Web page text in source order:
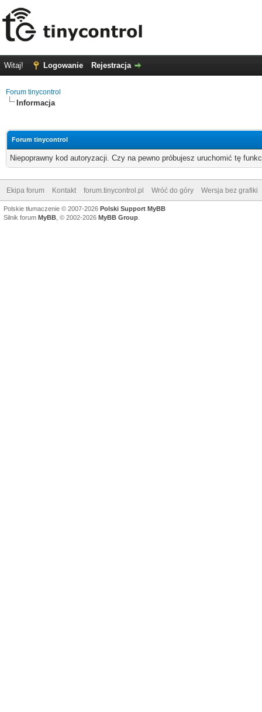
Witaj! Logowanie Rejestracja
Forum tinycontrol
Informacja
Forum tinycontrol
Niepoprawny kod autoryzacji. Czy na pewno próbujesz uruchomić tę
Ekipa forum Kontakt forum.tinycontrol.pl Wróć do góry Wersja bez grafiki
Polskie tłumaczenie © 2007-2026 Polski Support MyBB
Silnik forum MyBB , © 2002-2026 MyBB Group